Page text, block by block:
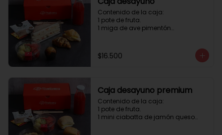
Contenido de la caja:
1 pote de fruta.
1 miga de ave pimentón
1 mini muffin
1 sobre de té y café
$16.500
Caja desayuno premium
Contenido de la caja:
1 pote de fruta.
1 mini ciabatta de jamón queso